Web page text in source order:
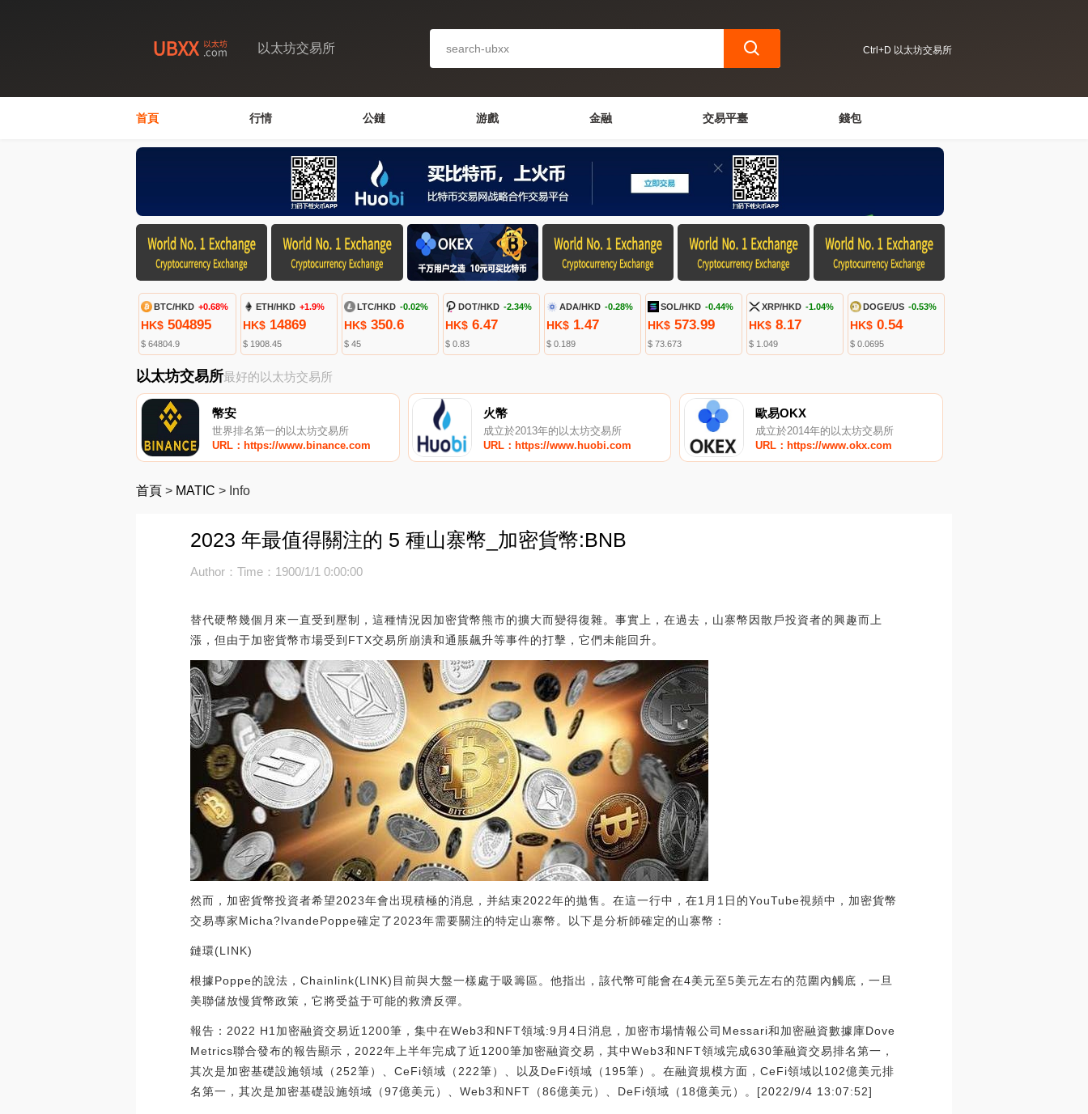
以太坊交易所 Ctrl+D 以太坊交易所
首頁 行情 公鏈 游戲 金融 交易平臺 錢包
BTC/HKD +0.68%
HK$ 504895
$ 64804.9
ETH/HKD +1.9%
HK$14869
$ 1908.45
LTC/HKD -0.02%
HK$350.6
$ 45
DOT/HKD -2.34%
HK$6.47
$ 0.83
ADA/HKD -0.28%
HK$1.47
$ 0.189
SOL/HKD -0.44%
HK$ 573.99
$ 73.673
XRP/HKD -1.04%
HK$ 8.17
$ 1.049
DOGE/US -0.53%
HK$ 0.54
$ 0.0695
以太坊交易所最好的以太坊交易所
幣安
世界排名第一的以太坊交易所
URL：https://www.binance.com
火幣
成立於2013年的以太坊交易所
URL：https://www.huobi.com
歐易OKX
成立於2014年的以太坊交易所
URL：https://www.okx.com
首頁 > MATIC > Info
2023 年最值得關注的 5 種山寨幣_加密貨幣:BNB
Author：Time：1900/1/1 0:00:00
替代硬幣幾個月來一直受到壓制，這種情況因加密貨幣熊市的擴大而變得復雜。事實上，在過去，山寨幣因散戶投資者的興趣而上
漲，但由于加密貨幣市場受到FTX交易所崩潰和通脹飆升等事件的打擊，它們未能回升。
然而，加密貨幣投資者希望2023年會出現積極的消息，并結束2022年的拋售。在這一行中，在1月1日的YouTube視頻中，加密貨幣
交易專家Micha?lvandePoppe確定了2023年需要關注的特定山寨幣。以下是分析師確定的山寨幣：
鏈環(LINK)
根據Poppe的說法，Chainlink(LINK)目前與大盤一樣處于吸籌區。他指出，該代幣可能會在4美元至5美元左右的范圍內觸底，一旦
美聯儲放慢貨幣政策，它將受益于可能的救濟反彈。
報告：2022 H1加密融資交易近1200筆，集中在Web3和NFT領域:9月4日消息，加密市場情報公司Messari和加密融資數據庫Dove
Metrics聯合發布的報告顯示，2022年上半年完成了近1200筆加密融資交易，其中Web3和NFT領域完成630筆融資交易排名第一，
其次是加密基礎設施領域（252筆）、CeFi領域（222筆）、以及DeFi領域（195筆）。在融資規模方面，CeFi領域以102億美元排
名第一，其次是加密基礎設施領域（97億美元）、Web3和NFT（86億美元）、DeFi領域（18億美元）。[2022/9/4 13:07:52]